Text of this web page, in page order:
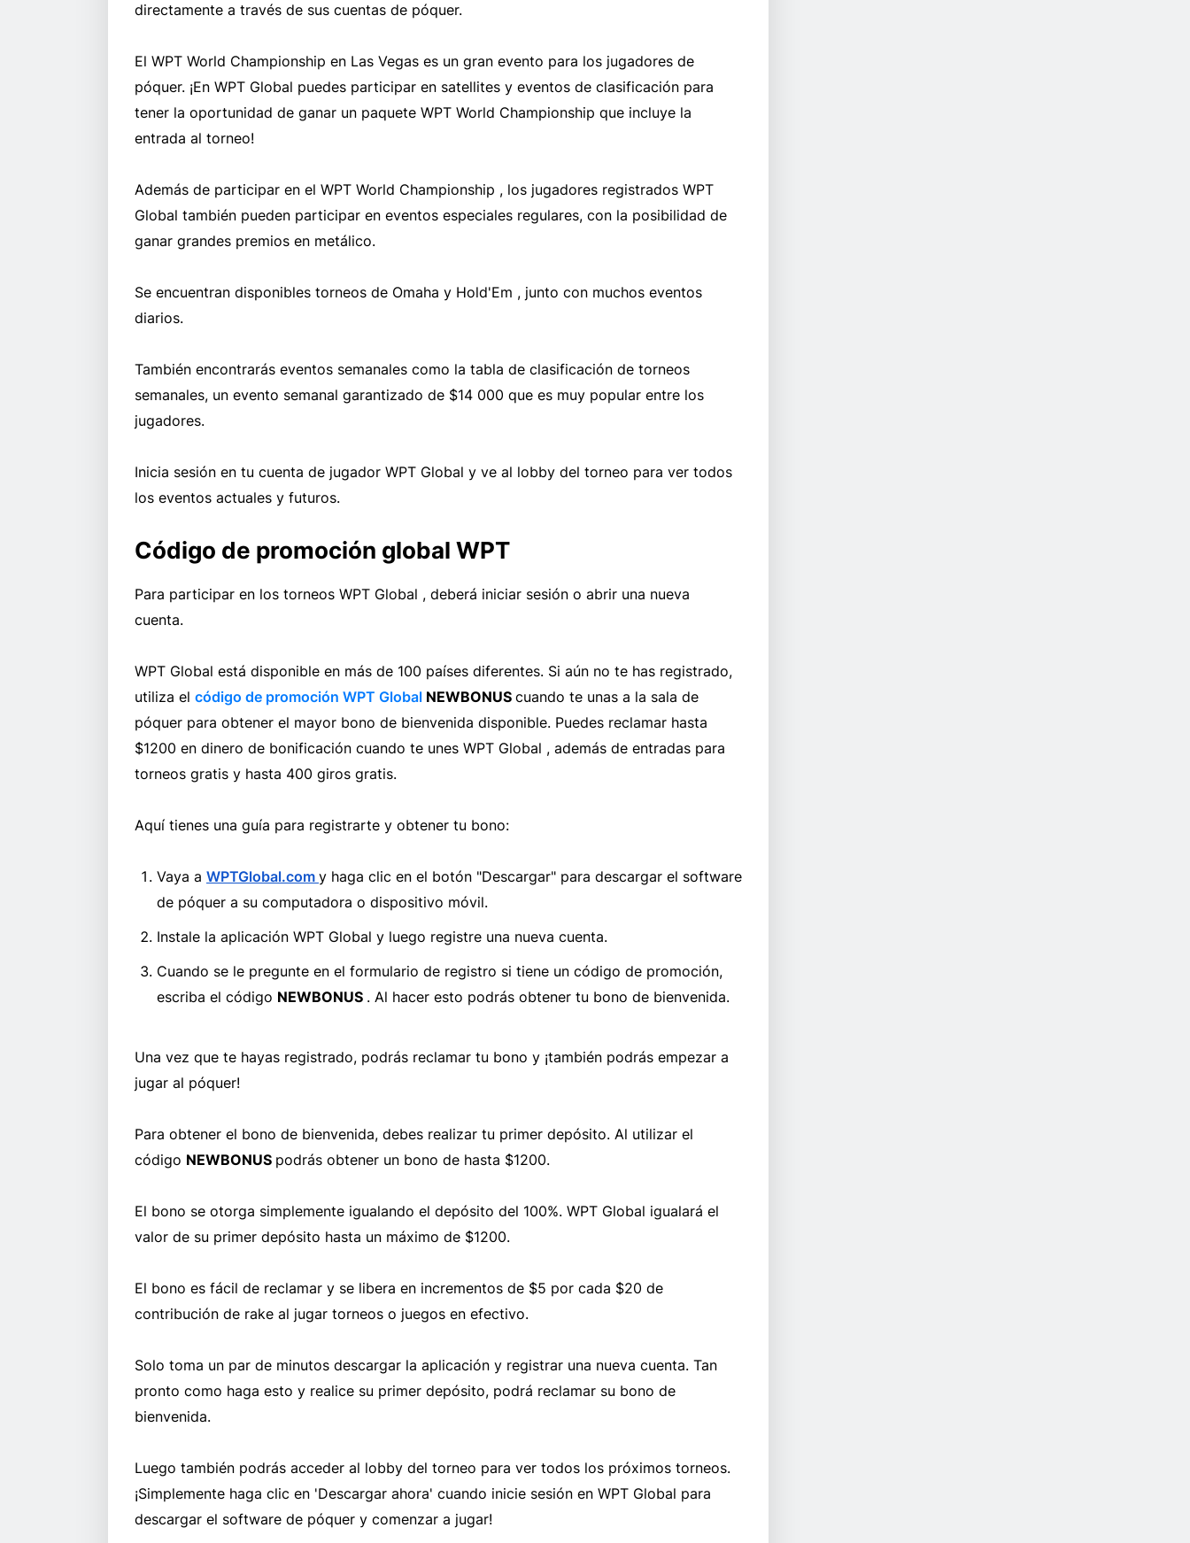
directamente a través de sus cuentas de póquer.
El WPT World Championship en Las Vegas es un gran evento para los jugadores de
póquer. ¡En WPT Global puedes participar en satellites y eventos de clasificación para
tener la oportunidad de ganar un paquete WPT World Championship que incluye la
entrada al torneo!
Además de participar en el WPT World Championship , los jugadores registrados WPT
Global también pueden participar en eventos especiales regulares, con la posibilidad de
ganar grandes premios en metálico.
Se encuentran disponibles torneos de Omaha y Hold'Em , junto con muchos eventos
diarios.
También encontrarás eventos semanales como la tabla de clasificación de torneos
semanales, un evento semanal garantizado de $14 000 que es muy popular entre los
jugadores.
Inicia sesión en tu cuenta de jugador WPT Global y ve al lobby del torneo para ver todos
los eventos actuales y futuros.
Código de promoción global WPT
Para participar en los torneos WPT Global , deberá iniciar sesión o abrir una nueva
cuenta.
WPT Global está disponible en más de 100 países diferentes. Si aún no te has registrado,
utiliza el código de promoción WPT Global NEWBONUS cuando te unas a la sala de
póquer para obtener el mayor bono de bienvenida disponible. Puedes reclamar hasta
$1200 en dinero de bonificación cuando te unes WPT Global , además de entradas para
torneos gratis y hasta 400 giros gratis.
Aquí tienes una guía para registrarte y obtener tu bono:
Vaya a WPTGlobal.com y haga clic en el botón "Descargar" para descargar el software
de póquer a su computadora o dispositivo móvil.
Instale la aplicación WPT Global y luego registre una nueva cuenta.
Cuando se le pregunte en el formulario de registro si tiene un código de promoción,
escriba el código NEWBONUS . Al hacer esto podrás obtener tu bono de bienvenida.
Una vez que te hayas registrado, podrás reclamar tu bono y ¡también podrás empezar a
jugar al póquer!
Para obtener el bono de bienvenida, debes realizar tu primer depósito. Al utilizar el
código NEWBONUS podrás obtener un bono de hasta $1200.
El bono se otorga simplemente igualando el depósito del 100%. WPT Global igualará el
valor de su primer depósito hasta un máximo de $1200.
El bono es fácil de reclamar y se libera en incrementos de $5 por cada $20 de
contribución de rake al jugar torneos o juegos en efectivo.
Solo toma un par de minutos descargar la aplicación y registrar una nueva cuenta. Tan
pronto como haga esto y realice su primer depósito, podrá reclamar su bono de
bienvenida.
Luego también podrás acceder al lobby del torneo para ver todos los próximos torneos.
¡Simplemente haga clic en 'Descargar ahora' cuando inicie sesión en WPT Global para
descargar el software de póquer y comenzar a jugar!